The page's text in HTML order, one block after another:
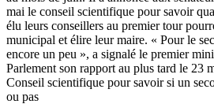
mai le conseil scientifique pour savoir
élu leurs conseillers au premier tour
municipal et élire leur maire. « Pour le
encore un peu », a signalé le premier
Parlement son rapport au plus tard le 23
Conseil scientifique pour savoir si un
ou pas